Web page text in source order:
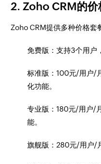
2. Zoho CRM的价
Zoho CRM提供多种价格套
免费版：支持3个用户
标准版：100元/用户/
化功能。
专业版：180元/用户/
能。
旗舰版：280元/用户/